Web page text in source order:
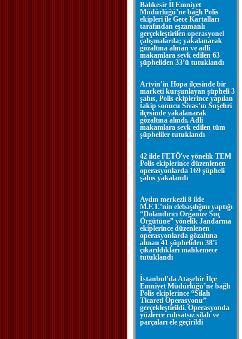
Balıkesir İl Emniyet
Müdürlüğü’ne bağlı Polis
ekipleri ile Gece Kartalları
tarafından eşzamanlı
gerçekleştirilen operasyonel
çalışmalarda; yakalanarak
gözaltına alınan ve adli
makamlara sevk edilen 63
şüpheliden 33’ü tutuklandı
Artvin’in Hopa ilçesinde bir
marketi kurşunlayan şüpheli 3
şahıs, Polis ekiplerince yapılan
takip sonucu Sivas’ın Suşehri
ilçesinde yakalanarak
gözaltına alındı. Adli
makamlara sevk edilen tüm
şüpheliler tutuklandı
42 ilde FETÖ'ye yönelik TEM
Polis ekiplerince düzenlenen
operasyonlarda 169 şüpheli
şahıs yakalandı
Aydın merkezli 8 ilde
M.F.T.’nin elebaşılığını yaptığı
“Dolandırıcı Organize Suç
Örgütüne” yönelik Jandarma
ekiplerince düzenlenen
operasyonlarda gözaltına
alınan 41 şüpheliden 38’i
çıkarıldıkları mahkemece
tutuklandı
İstanbul’da Ataşehir İlçe
Emniyet Müdürlüğü’ne bağlı
Polis ekiplerince “Silah
Ticareti Operasyonu”
gerçekleştirildi. Operasyonda
yüzlerce ruhsatsız silah ve
parçaları ele geçirildi